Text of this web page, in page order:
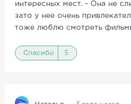
интересных мест. - Она не
зато у нее очень
тоже люблю смотреть
Спасибо 5